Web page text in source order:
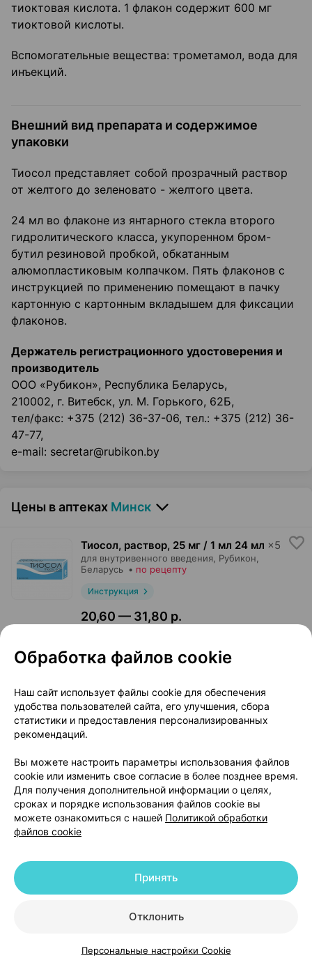
КаталогКорзинаИзбранноеПрофиль
тиоктовая кислота. 1 флакон содержит 600 мг
тиоктовой кислоты.
Вспомогательные вещества: трометамол, вода для
инъекций.
Внешний вид препарата и содержимое
упаковки
Тиосол представляет собой прозрачный раствор
от желтого до зеленовато - желтого цвета.
24 мл во флаконе из янтарного стекла второго
гидролитического класса, укупоренном бром-
бутил резиновой пробкой, обкатанным
алюмопластиковым колпачком. Пять флаконов с
инструкцией по применению помещают в пачку
картонную с картонным вкладышем для фиксации
флаконов.
Держатель регистрационного удостоверения и
производитель
ООО «Рубикон», Республика Беларусь,
210002, г. Витебск, ул. М. Горького, 62Б,
тел/факс: +375 (212) 36-37-06, тел.: +375 (212) 36-
47-77,
e-mail: secretar@rubikon.by
Цены в аптеках Минск
Тиосол, раствор, 25 мг / 1 мл 24 мл ×5
для внутривенного введения, Рубикон,
Беларусь • по рецепту
Инструкция
20,60 — 31,80 р.
Где купить В корзину
Аналоги
50 мл× 10
для инфузий, Вёрваг Фарма, Германия
• по рецепту
Инструкция
148,00 — 208,90 р.
Тиоктацид 600 т, раствор
Германия•по рецепту
Обработка файлов cookie
Наш сайт использует файлы cookie для обеспечения
удобства пользователей сайта, его улучшения, сбора
статистики и предоставления персонализированных
рекомендаций.
Вы можете настроить параметры использования файлов
cookie или изменить свое согласие в более позднее время.
Для получения дополнительной информации о целях,
сроках и порядке использования файлов cookie вы
можете ознакомиться с нашей Политикой обработки
файлов cookie
Отклонить
Принять
Персональные настройки Cookie